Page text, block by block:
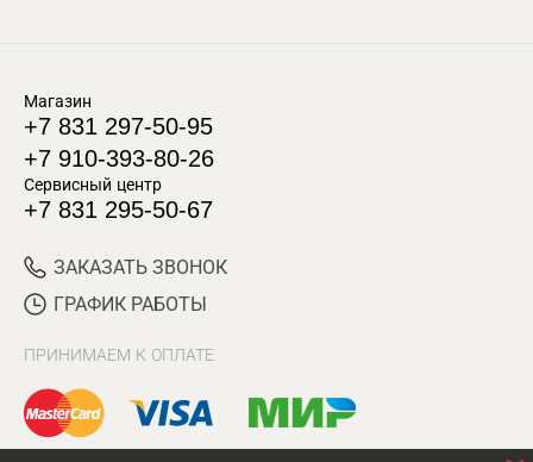
Магазин
+7 831 297-50-95
+7 910-393-80-26
Сервисный центр
+7 831 295-50-67
ЗАКАЗАТЬ ЗВОНОК
ГРАФИК РАБОТЫ
ПРИНИМАЕМ К ОПЛАТЕ